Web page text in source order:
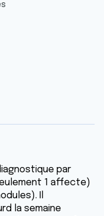
par
1 affecte)
Il
la semaine